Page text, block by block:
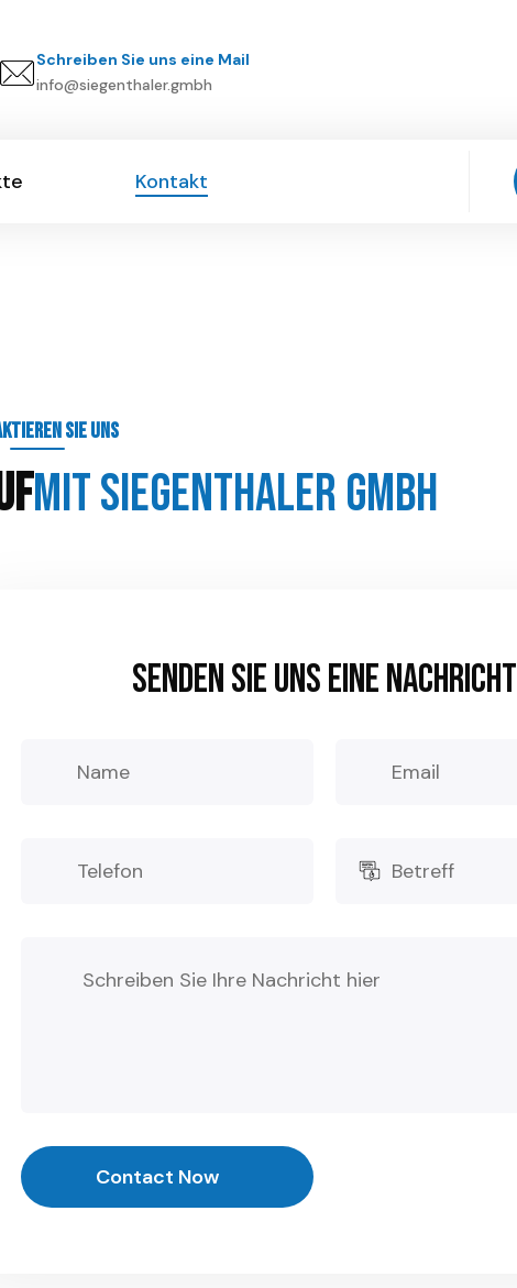
Schreiben Sie uns eine Mail
info@siegenthaler.gmbh
Kontakt
Sie uns
Mit Siegenthaler GmbH
Senden sie uns eine Nachricht
Contact Now
Contact Now